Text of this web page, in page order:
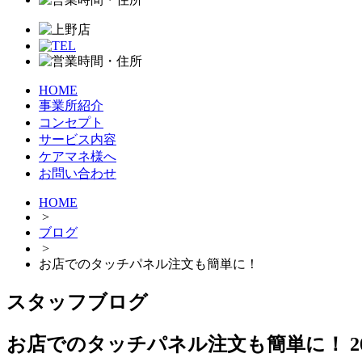
HOME
事業所紹介
コンセプト
サービス内容
ケアマネ様へ
お問い合わせ
HOME
>
ブログ
>
お店でのタッチパネル注文も簡単に！
スタッフブログ
お店でのタッチパネル注文も簡単に！